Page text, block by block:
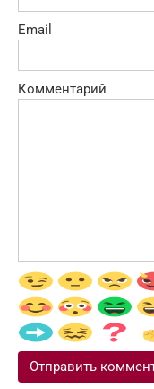
Email
Комментарий